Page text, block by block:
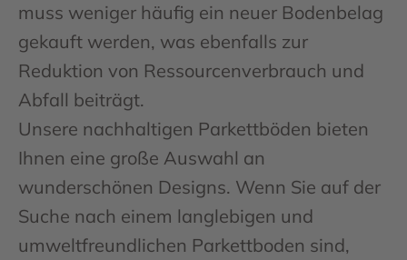
muss weniger häufig ein neuer Bodenbelag
gekauft werden, was ebenfalls zur
Reduktion von Ressourcenverbrauch und
Abfall beiträgt.
Unsere nachhaltigen Parkettböden bieten
Ihnen eine große Auswahl an
wunderschönen Designs. Wenn Sie auf der
Suche nach einem langlebigen und
umweltfreundlichen Parkettboden sind,